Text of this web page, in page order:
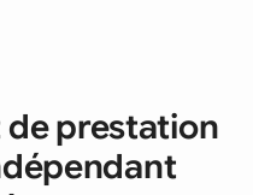
de prestation